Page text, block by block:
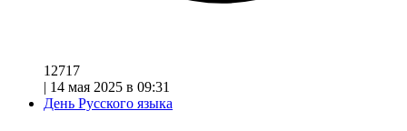
12717
| 14 мая 2025 в 09:31
День Русского языка